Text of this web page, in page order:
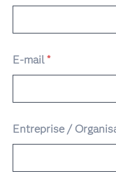
E-mail*
Entreprise /